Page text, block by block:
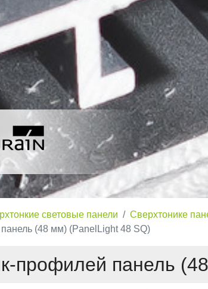
световые панели
Сверхтонике
(48 мм) (PanelLight 48 SQ)
профилей панель